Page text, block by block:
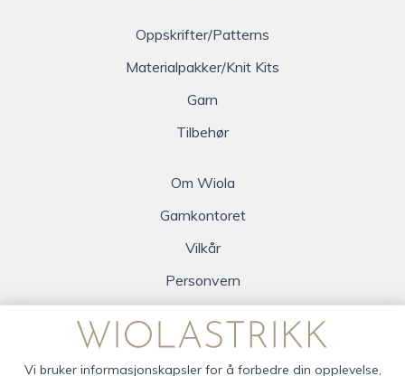
Oppskrifter/Patterns
Materialpakker/Knit Kits
Garn
Tilbehør
Om Wiola
Garnkontoret
Vilkår
Personvern
Vi bruker informasjonskapsler for å forbedre din opplevelse,